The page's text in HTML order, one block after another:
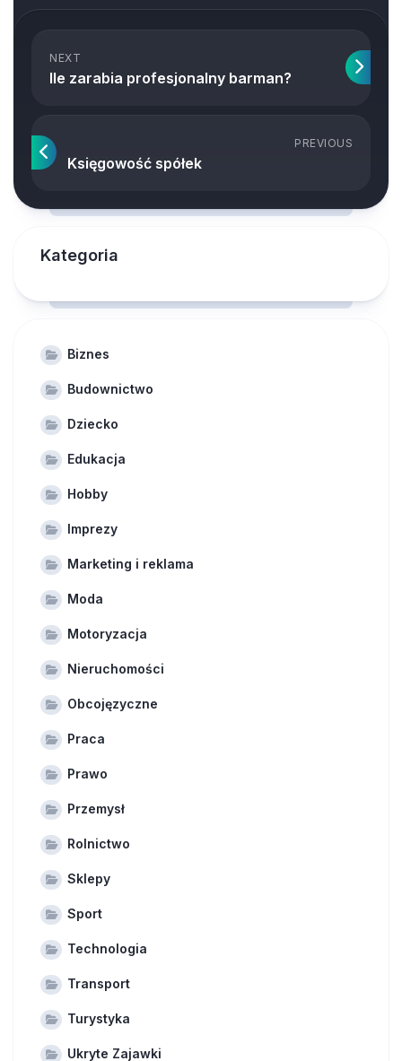
NEXT
Ile zarabia profesjonalny barman?
PREVIOUS
Księgowość spółek
Kategoria
Biznes
Budownictwo
Dziecko
Edukacja
Hobby
Imprezy
Marketing i reklama
Moda
Motoryzacja
Nieruchomości
Obcojęzyczne
Praca
Prawo
Przemysł
Rolnictwo
Sklepy
Sport
Technologia
Transport
Turystyka
Ukryte Zajawki